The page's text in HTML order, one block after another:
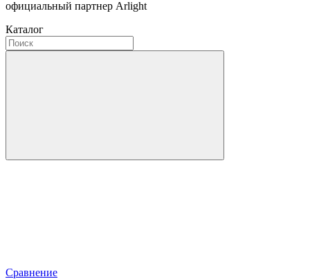
официальный партнер Arlight
Каталог
Сравнение